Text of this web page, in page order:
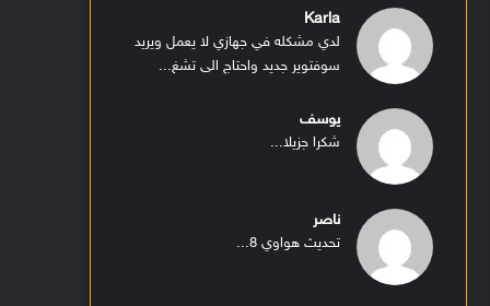
Karla
لدي مشكله في جهازي لا يعمل ويريد
سوفتوير جديد واحتاج الى تشغ...
يوسف
شكرا جزيلا...
ناصر
تحديث هواوي 8...